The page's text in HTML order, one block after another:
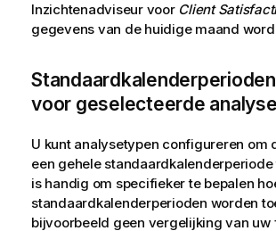
Inzichtenadviseurvoor Client
gegevens van de huidige maand
voor geselecteerde
U kunt analysetypen configureren om
een gehele standaardkalenderperiode
is handig om specifieker te bepalen
standaardkalenderperioden worden
bijvoorbeeld geen vergelijking van uw